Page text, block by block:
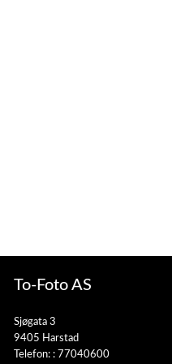
To-Foto AS
Sjøgata 3
9405 Harstad
Telefon: : 77040600